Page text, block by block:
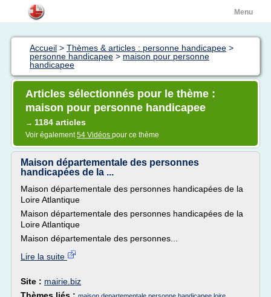
Menu
Accueil > Thèmes & articles : personne handicapee >
personne handicapee > maison pour personne
handicapee
Articles sélectionnés pour le thème :
maison pour personne handicapee
→ 1184 articles
Voir également54 Vidéos pour ce thème
Maison départementale des personnes
handicapées de la ...
Maison départementale des personnes handicapées de la
Loire Atlantique
Maison départementale des personnes handicapées de la
Loire Atlantique
Maison départementale des personnes...
Lire la suite
Site : mairie.biz